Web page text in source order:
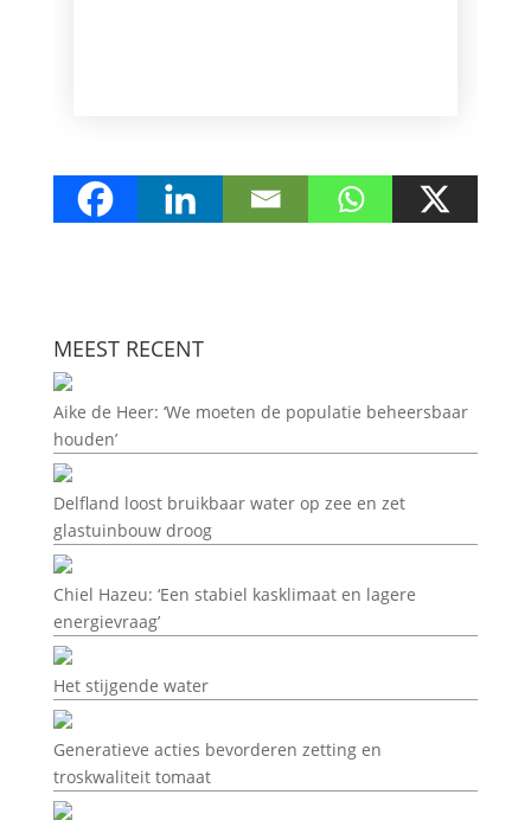
MEEST RECENT
Aike de Heer: ‘We moeten de populatie beheersbaar
houden’
Delfland loost bruikbaar water op zee en zet
glastuinbouw droog
Chiel Hazeu: ‘Een stabiel kasklimaat en lagere
energievraag’
Het stijgende water
Generatieve acties bevorderen zetting en
troskwaliteit tomaat